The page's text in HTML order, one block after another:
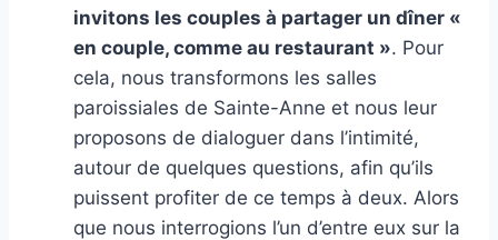
invitons les couples à partager un dîner «
en couple, comme au restaurant ». Pour
cela, nous transformons les salles
paroissiales de Sainte-Anne et nous leur
proposons de dialoguer dans l’intimité,
autour de quelques questions, afin qu’ils
puissent profiter de ce temps à deux. Alors
que nous interrogions l’un d’entre eux sur la